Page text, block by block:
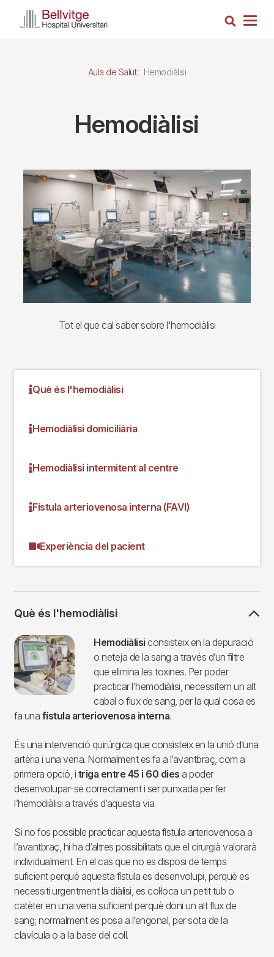
Cerca
Aula de Salut Hemodiàlisi
Hemodiàlisi
Imagen
Tot el que cal saber sobre l'hemodiàlisi
Què és l'hemodiàlisi
Hemodiàlisi domiciliària
Hemodiàlisi intermitent al centre
Fístula arteriovenosa interna (FAVI)
Experiència del pacient
Què és l'hemodiàlisi
Imagen Hemodiàlisi consisteix en la depuració
o neteja de la sang a través d’un filtre
que elimina les toxines. Per poder
practicar l’hemodiàlisi, necessitem un alt
cabal o flux de sang, per la qual cosa es
fa una fístula arteriovenosa interna.
És una intervenció quirúrgica que consisteix en la unió d’una
artèria i una vena. Normalment es fa a l’avantbraç, com a
primera opció, i triga entre 45 i 60 dies a poder
desenvolupar-se correctament i ser punxada per fer
l’hemodiàlisi a través d’aquesta via.
Si no fos possible practicar aquesta fístula arteriovenosa a
l’avantbraç, hi ha d’altres possibilitats que el cirurgià valorarà
individualment. En el cas que no es disposi de temps
suficient perquè aquesta fístula es desenvolupi, perquè es
necessiti urgentment la diàlisi, es col·loca un petit tub o
catèter en una vena suficient perquè doni un alt flux de
sang; normalment es posa a l’engonal, per sota de la
clavícula o a la base del coll.